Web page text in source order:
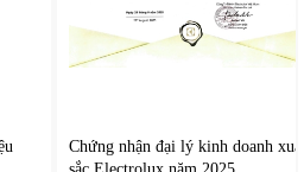
vi sóng 1000W cùng 5 mức
Chứng nhận đại lý kinh doanh